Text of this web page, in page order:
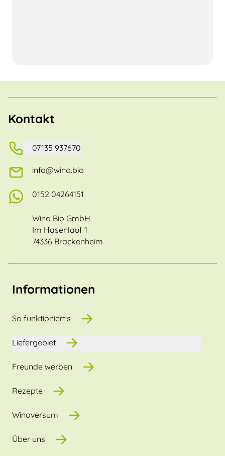
Kontakt
07135 937670
info@wino.bio
0152 04264151
Wino Bio GmbH
Im Hasenlauf 1
74336 Brackenheim
Informationen
So funktioniert's
Liefergebiet
Freunde werben
Rezepte
Winoversum
Über uns